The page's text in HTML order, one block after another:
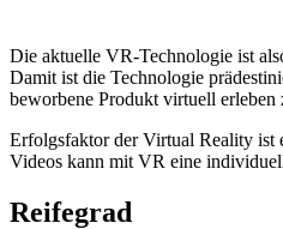
Die aktuelle VR-Technologie ist
Damit ist die Technologie
beworbene Produkt virtuell erleben
Erfolgsfaktor der Virtual Reality ist
Videos kann mit VR eine
Reifegrad